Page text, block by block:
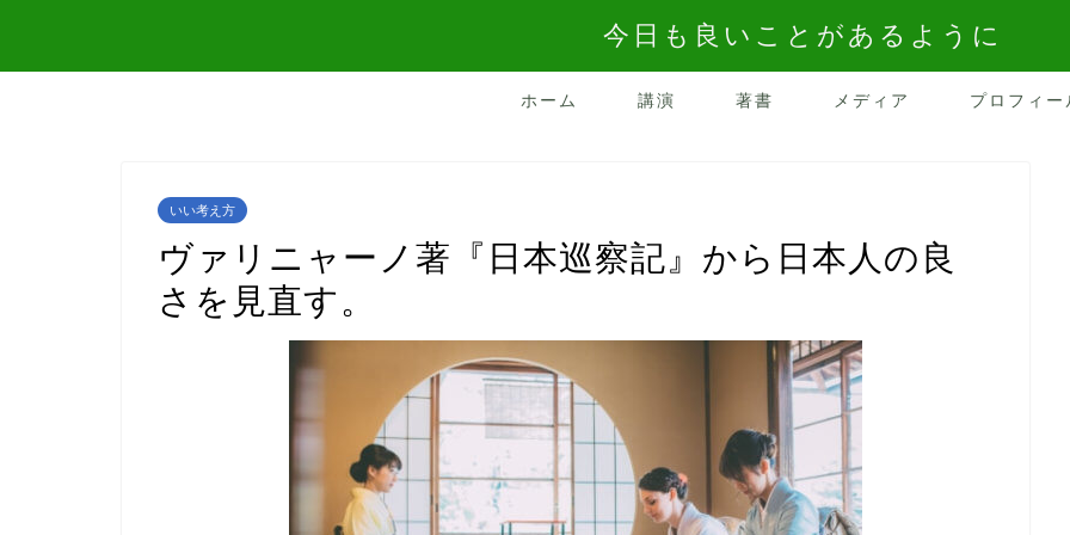
今日も良いことがあるように
ホーム 講演 著書 メディア プロフィー
いい考え方
ヴァリニャーノ著『日本巡察記』から日本人の良
さを見直す。